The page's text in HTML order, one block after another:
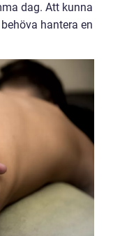
dag. Att kunna
hantera en